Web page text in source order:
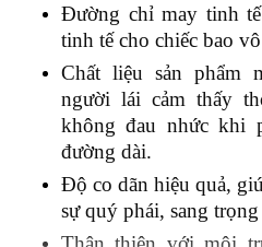
Đường chỉ may tinh
tinh tế cho chiếc bao
Chất liệu sản phẩm
người lái cảm thấy
không đau nhức khi
đường dài.
Độ co dãn hiệu quả,
sự quý phái, sang